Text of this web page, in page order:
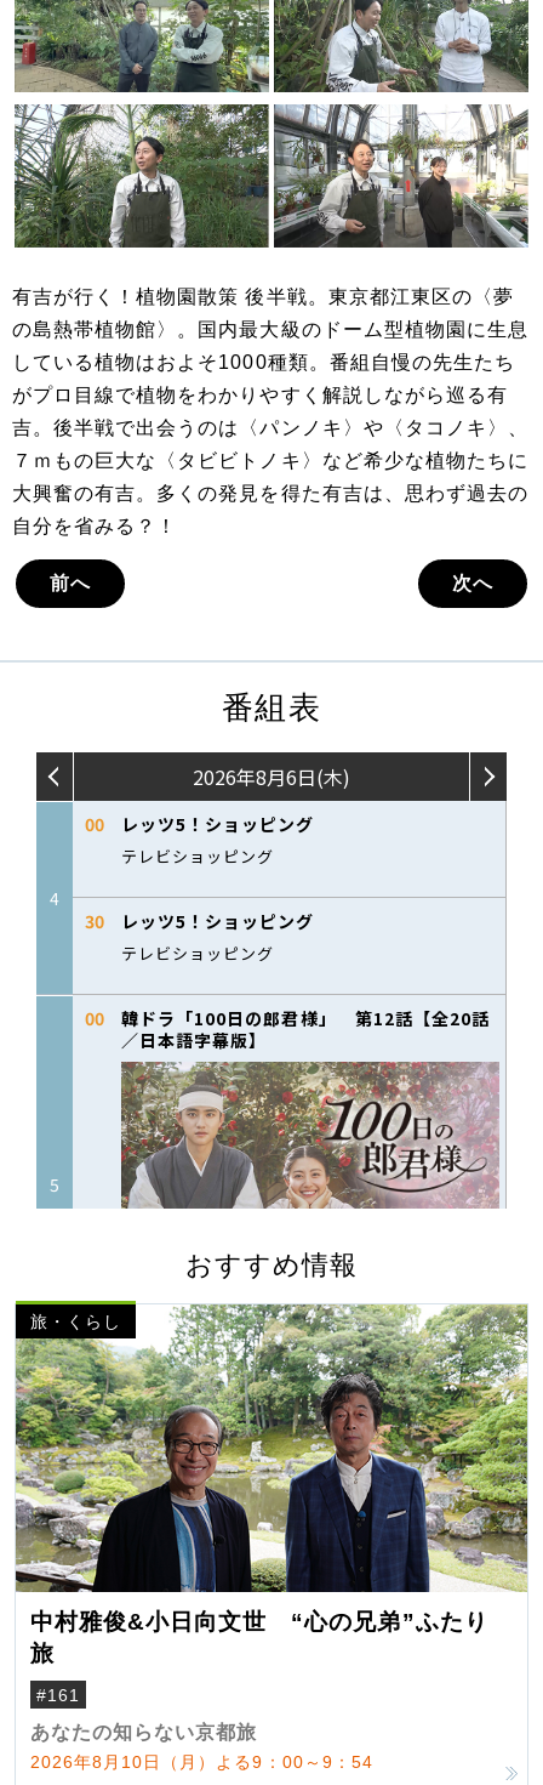
有吉が行く！植物園散策 後半戦。東京都江東区の〈夢
の島熱帯植物館〉。国内最大級のドーム型植物園に生息
している植物はおよそ1000種類。番組自慢の先生たち
がプロ目線で植物をわかりやすく解説しながら巡る有
吉。後半戦で出会うのは〈パンノキ〉や〈タコノキ〉、
７ｍもの巨大な〈タビビトノキ〉など希少な植物たちに
大興奮の有吉。多くの発見を得た有吉は、思わず過去の
自分を省みる？！
前へ 次へ
番組表
おすすめ情報
旅・くらし
中村雅俊&小日向文世 “心の兄弟”ふたり
旅
#161
あなたの知らない京都旅
2026年8月10日（月）よる9：00～9：54